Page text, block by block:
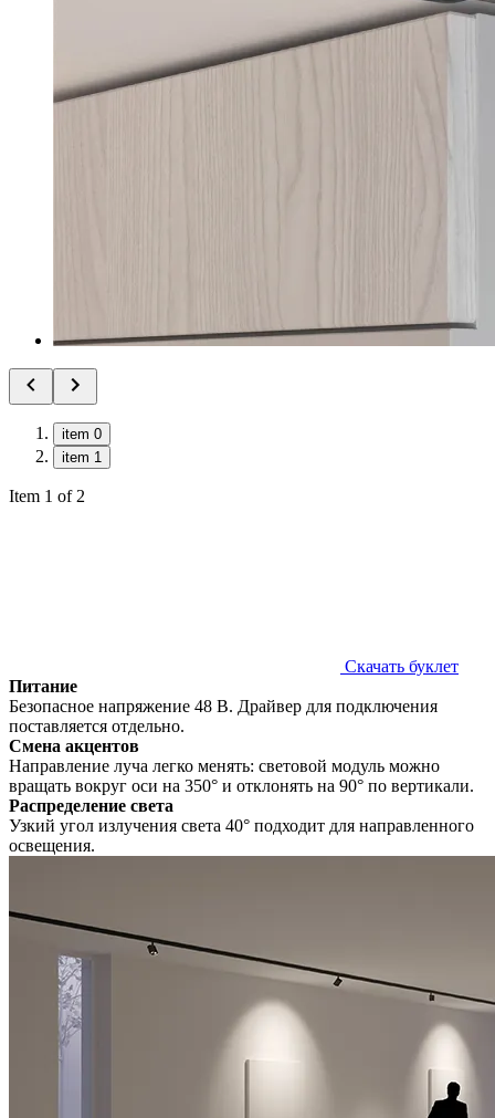
item 0
item 1
Item 1 of 2
Скачать буклет
Питание
Безопасное напряжение 48 В. Драйвер для подключения
поставляется отдельно.
Смена акцентов
Направление луча легко менять: световой модуль можно
вращать вокруг оси на 350° и отклонять на 90° по вертикали.
Распределение света
Узкий угол излучения света 40° подходит для направленного
освещения.